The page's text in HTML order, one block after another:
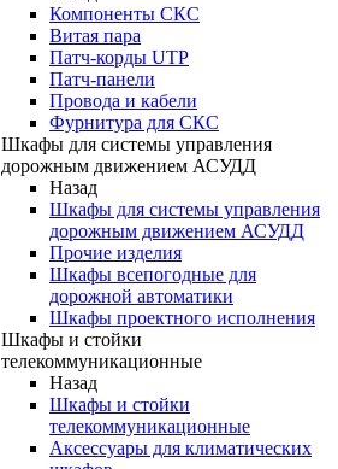
Компоненты СКС
Витая пара
Патч-корды UTP
Патч-панели
Провода и кабели
Фурнитура для СКС
Шкафы для системы управления
дорожным движением АСУДД
Назад
Шкафы для системы управления
дорожным движением АСУДД
Прочие изделия
Шкафы всепогодные для
дорожной автоматики
Шкафы проектного исполнения
Шкафы и стойки
телекоммуникационные
Назад
Шкафы и стойки
телекоммуникационные
Аксессуары для климатических